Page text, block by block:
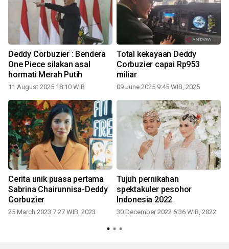
Deddy Corbuzier : Bendera
One Piece silakan asal
hormati Merah Putih
11 August 2025 18:10 WIB
Total kekayaan Deddy
Corbuzier capai Rp953
miliar
09 June 2025 9:45 WIB, 2025
Cerita unik puasa pertama
Sabrina Chairunnisa-Deddy
Corbuzier
25 March 2023 7:27 WIB, 2023
Tujuh pernikahan
spektakuler pesohor
Indonesia 2022
30 December 2022 6:36 WIB, 2022